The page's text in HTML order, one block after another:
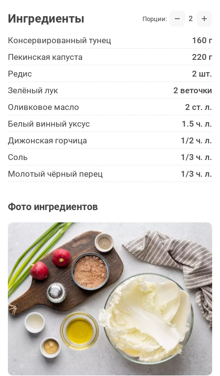
Ингредиенты Порции: 2
Консервированный тунец
160 г
Пекинская капуста
220 г
Редис
2 шт.
Зелёный лук
2 веточки
Оливковое масло
2 ст. л.
Белый винный уксус
1.5 ч. л.
Дижонская горчица
1/2 ч. л.
Соль
1/3 ч. л.
Молотый чёрный перец
1/3 ч. л.
Фото ингредиентов